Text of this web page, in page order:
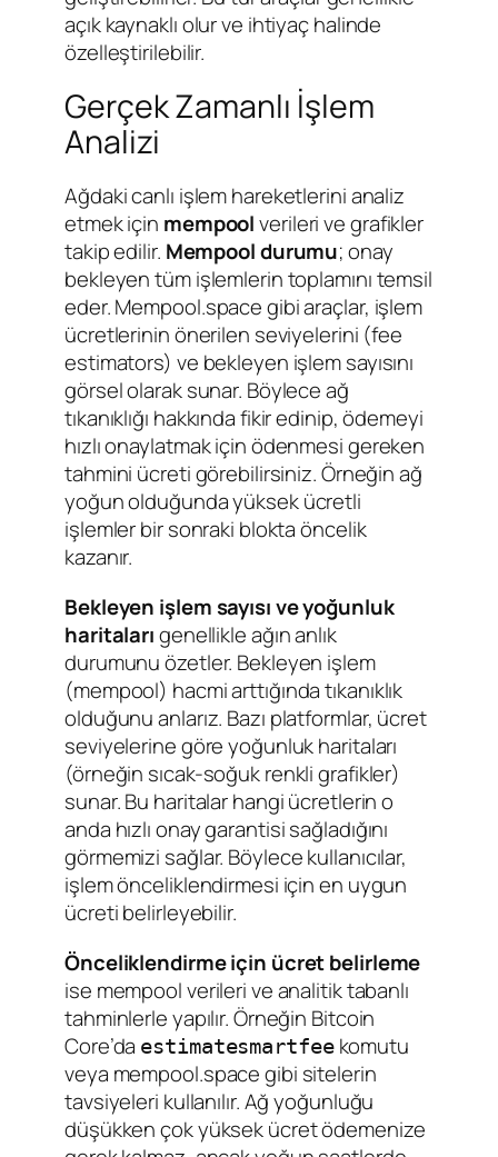
açık kaynaklı olur ve ihtiyaç halinde
özelleştirilebilir.
Gerçek Zamanlı İşlem
Analizi
Ağdaki canlı işlem hareketlerini analiz
etmek için mempoolverileri ve grafikler
takip edilir. Mempool durumu; onay
bekleyen tüm işlemlerin toplamını temsil
eder. Mempool.space gibi araçlar, işlem
ücretlerinin önerilen seviyelerini (fee
estimators) ve bekleyen işlem sayısını
görsel olarak sunar. Böylece ağ
tıkanıklığı hakkında fikir edinip, ödemeyi
hızlı onaylatmak için ödenmesi gereken
tahmini ücreti görebilirsiniz. Örneğin ağ
yoğun olduğunda yüksek ücretli
işlemler bir sonraki blokta öncelik
kazanır.
Bekleyen işlem sayısı ve yoğunluk
haritalarıgenellikle ağın anlık
durumunu özetler. Bekleyen işlem
(mempool) hacmi arttığında tıkanıklık
olduğunu anlarız. Bazı platformlar, ücret
seviyelerine göre yoğunluk haritaları
(örneğin sıcak-soğuk renkli grafikler)
sunar. Bu haritalar hangi ücretlerin o
anda hızlı onay garantisi sağladığını
görmemizi sağlar. Böylece kullanıcılar,
işlem önceliklendirmesi için en uygun
ücreti belirleyebilir.
Önceliklendirme için ücret belirleme
ise mempool verileri ve analitik tabanlı
tahminlerle yapılır. Örneğin Bitcoin
Core’da estimatesmartfeekomutu
veya mempool.space gibi sitelerin
tavsiyeleri kullanılır. Ağ yoğunluğu
düşükken çok yüksek ücret ödemenize